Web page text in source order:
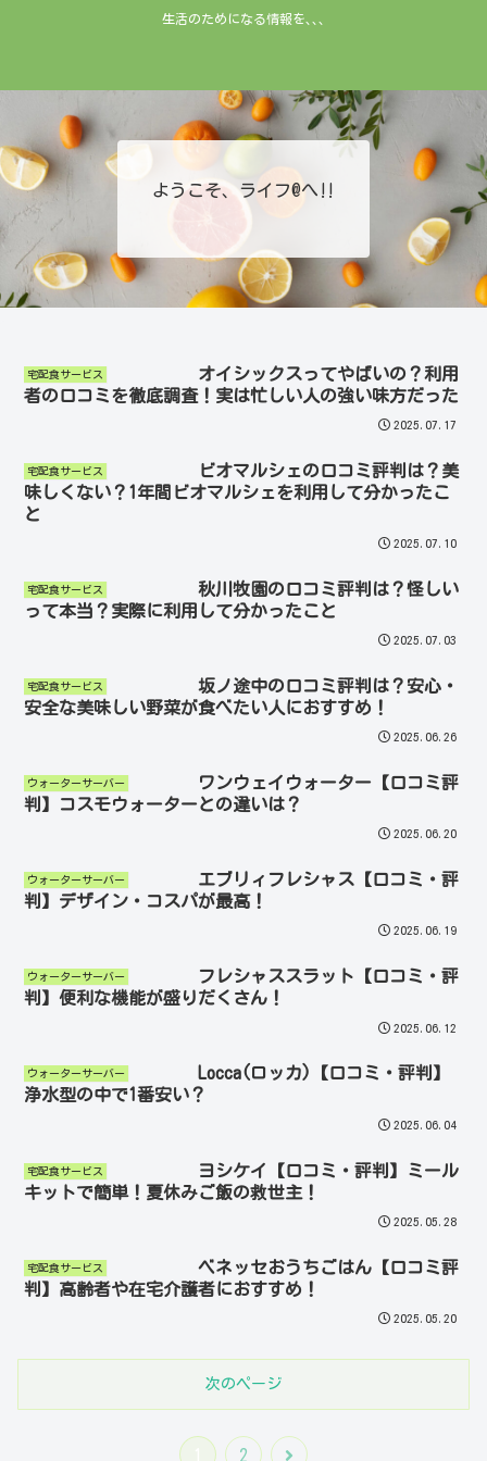
生活のためになる情報を､､､
ようこそ、ライフ@へ‼︎
宅配食サービス
オイシックスってやばいの？利用
者の口コミを徹底調査！実は忙しい人の強い味方だった
2025.07.17
宅配食サービス
ビオマルシェの口コミ評判は？美
味しくない？1年間ビオマルシェを利用して分かったこ
と
2025.07.10
宅配食サービス
秋川牧園の口コミ評判は？怪しい
って本当？実際に利用して分かったこと
2025.07.03
宅配食サービス
坂ノ途中の口コミ評判は？安心・
安全な美味しい野菜が食べたい人におすすめ！
2025.06.26
ウォーターサーバー
ワンウェイウォーター【口コミ評
判】コスモウォーターとの違いは？
2025.06.20
ウォーターサーバー
エブリィフレシャス【口コミ・評
判】デザイン・コスパが最高！
2025.06.19
ウォーターサーバー
フレシャススラット【口コミ・評
判】便利な機能が盛りだくさん！
2025.06.12
ウォーターサーバー
Locca(ロッカ)【口コミ・評判】
浄水型の中で1番安い？
2025.06.04
宅配食サービス
ヨシケイ【口コミ・評判】ミール
キットで簡単！夏休みご飯の救世主！
2025.05.28
宅配食サービス
ベネッセおうちごはん【口コミ評
判】高齢者や在宅介護者におすすめ！
2025.05.20
次のページ
2 次